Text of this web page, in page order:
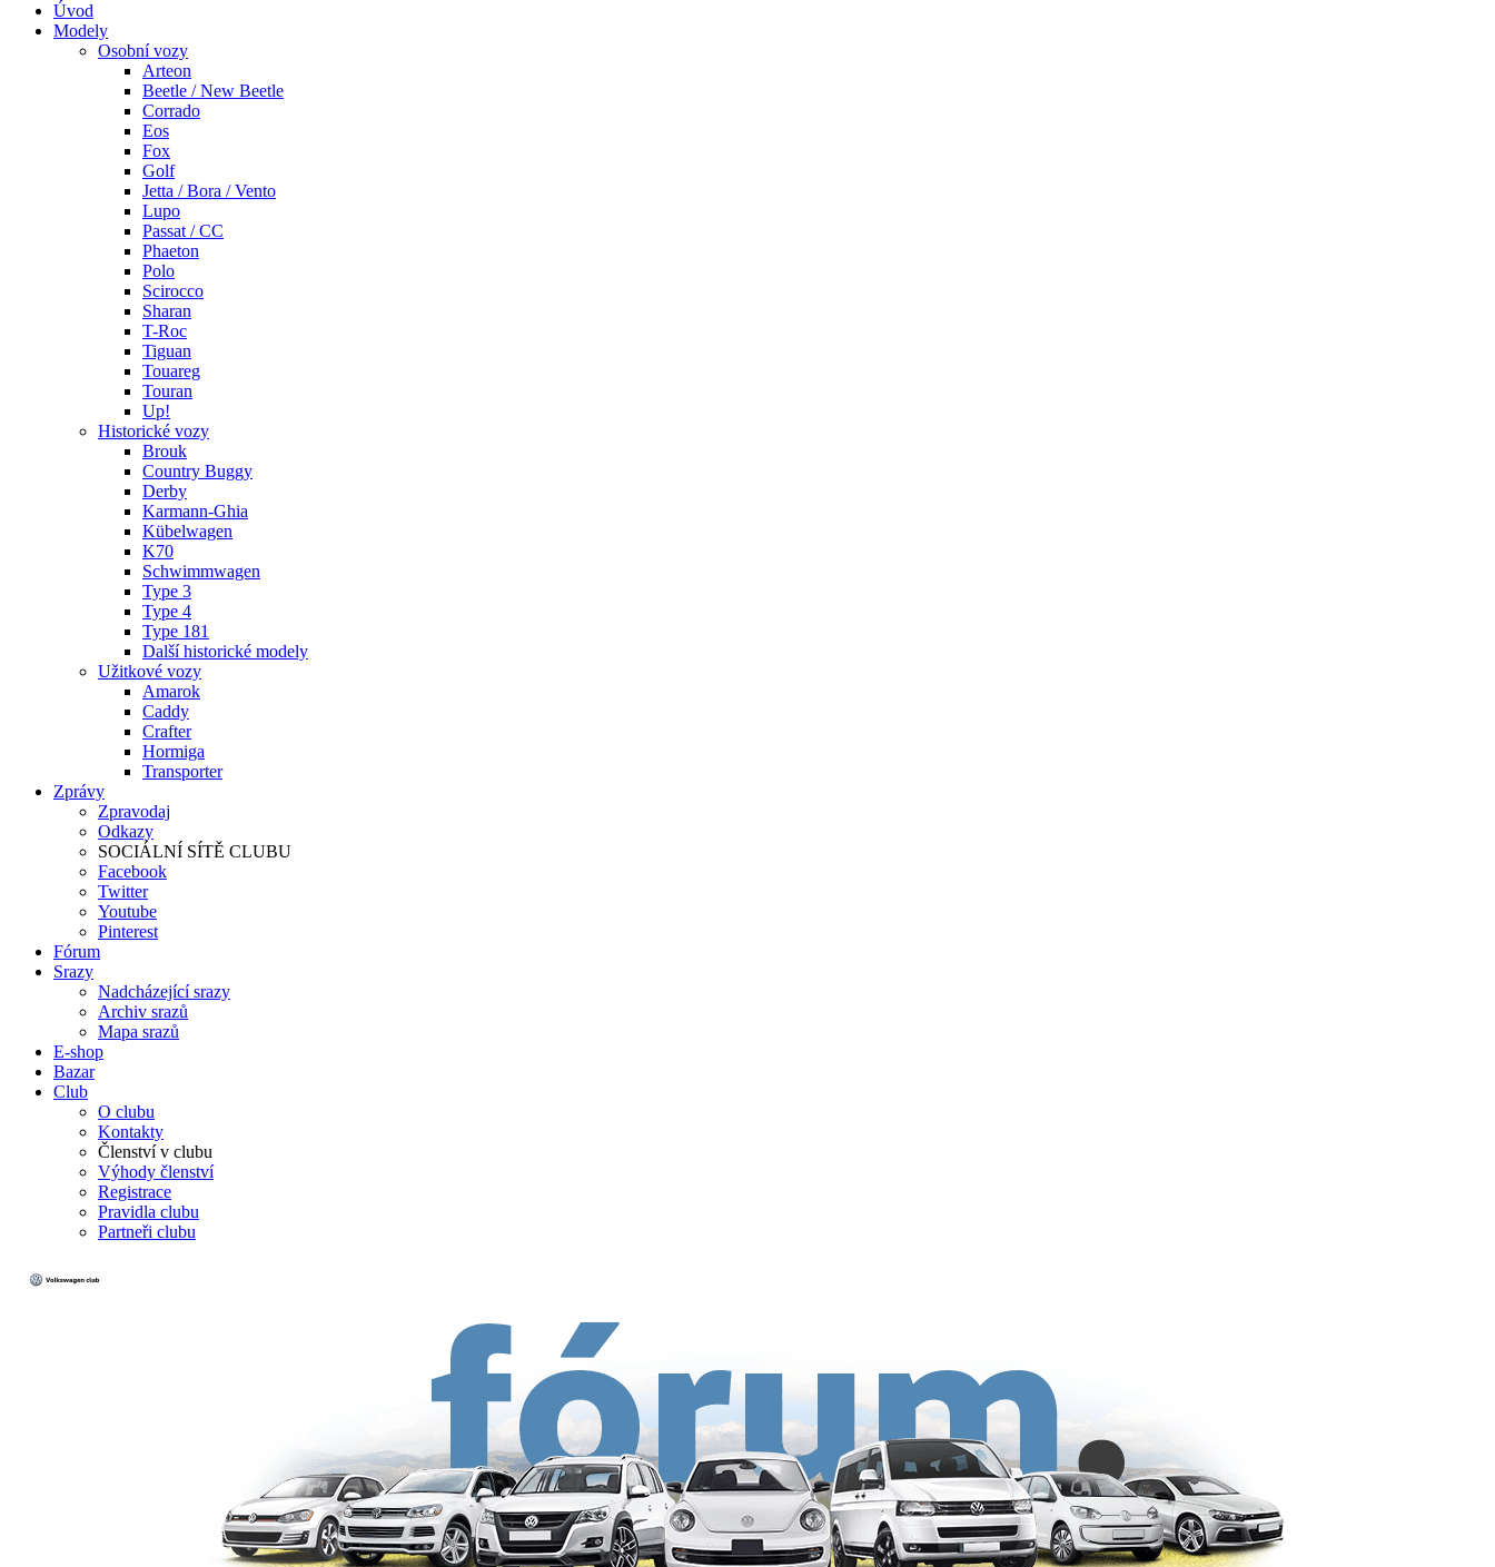
Úvod
Modely
Osobní vozy
Arteon
Beetle / New Beetle
Corrado
Eos
Fox
Golf
Jetta / Bora / Vento
Lupo
Passat / CC
Phaeton
Polo
Scirocco
Sharan
T-Roc
Tiguan
Touareg
Touran
Up!
Historické vozy
Brouk
Country Buggy
Derby
Karmann-Ghia
Kübelwagen
K70
Schwimmwagen
Type 3
Type 4
Type 181
Další historické modely
Užitkové vozy
Amarok
Caddy
Crafter
Hormiga
Transporter
Zprávy
Zpravodaj
Odkazy
SOCIÁLNÍ SÍTĚ CLUBU
Facebook
Twitter
Youtube
Pinterest
Fórum
Srazy
Nadcházející srazy
Archiv srazů
Mapa srazů
E-shop
Bazar
Club
O clubu
Kontakty
Členství v clubu
Výhody členství
Registrace
Pravidla clubu
Partneři clubu